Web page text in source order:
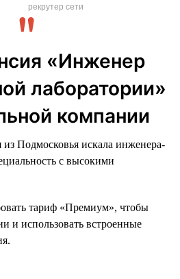
рекрутер сети
«Инженер
лаборатории»
компании
из Подмосковья искала инженера-
с высокими
тариф «Премиум», чтобы
и использовать встроенные